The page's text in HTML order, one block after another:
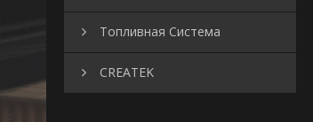
Топливная Система
CREATEK